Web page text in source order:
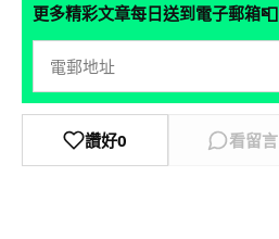
更多精彩文章每日送到電子郵箱📮
讚好0 看留言